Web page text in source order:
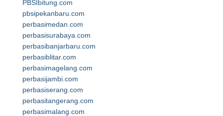
PBSIbitung.com
pbsipekanbaru.com
perbasimedan.com
perbasisurabaya.com
perbasibanjarbaru.com
perbasiblitar.com
perbasimagelang.com
perbasijambi.com
perbasiserang.com
perbasitangerang.com
perbasimalang.com